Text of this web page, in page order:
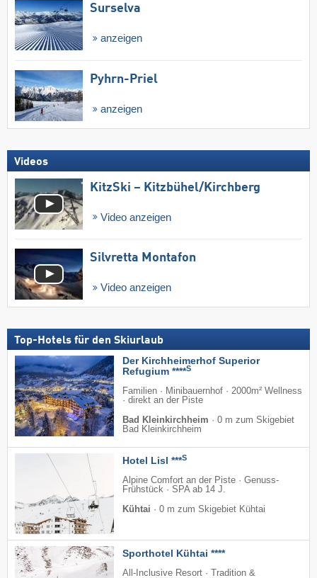
Surselva
anzeigen
Pyhrn-Priel
anzeigen
Videos
KitzSki – Kitzbühel/​Kirchberg
Video anzeigen
Silvretta Montafon
Video anzeigen
Top-Hotels für den Skiurlaub
Der Kirchheimerhof Superior
Refugium ****S
Familien · Minibauernhof · 2000m² Wellness
· direkt an der Piste
Bad Kleinkirchheim · 0 m zum Skigebiet
Bad Kleinkirchheim
Hotel Lisl ***S
Alpine Comfort an der Piste · Genuss-
Frühstück · SPA ab 14 J.
Kühtai · 0 m zum Skigebiet Kühtai
Sporthotel Kühtai ****
All-Inclusive Resort · Tradition &